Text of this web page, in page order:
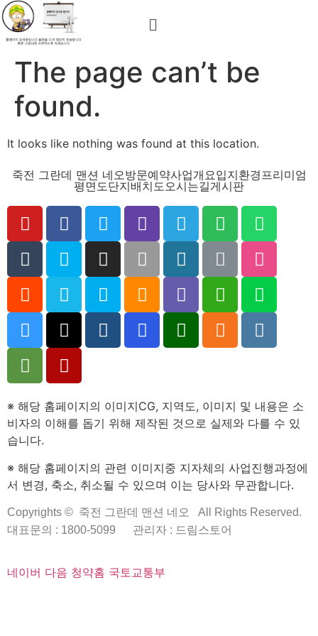
The page can’t be
found.
It looks like nothing was found at this location.
죽전 그란데 맨션 네오방문예약사업개요입지환경프리미엄
평면도단지배치도오시는길게시판
※ 해당 홈페이지의 이미지CG, 지역도, 이미지 및 내용은 소
비자의 이해를 돕기 위해 제작된 것으로 실제와 다를 수 있
습니다.
※ 해당 홈페이지의 관련 이미지중 지자체의 사업진행과정에
서 변경, 축소, 취소될 수 있으며 이는 당사와 무관합니다.
Copyrights © 죽전 그란데 맨션 네오 All Rights Reserved.
대표문의 : 1800-5099 관리자 : 드림스토어
네이버 다음 청약홈 국토교통부